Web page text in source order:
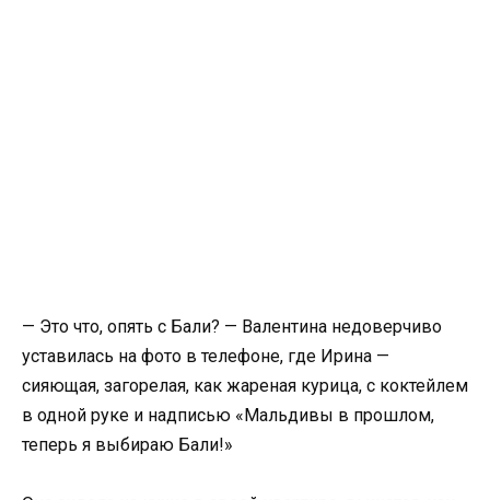
— Это что, опять с Бали? — Валентина недоверчиво
уставилась на фото в телефоне, где Ирина —
сияющая, загорелая, как жареная курица, с коктейлем
в одной руке и надписью «Мальдивы в прошлом,
теперь я выбираю Бали!»